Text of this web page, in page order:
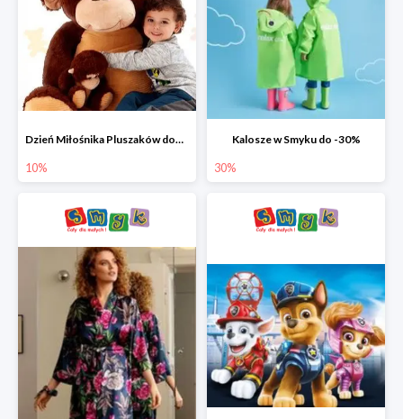
Dzień Miłośnika Pluszaków dodatkowy rabat -10%
10%
Kalosze w Smyku do -30%
30%